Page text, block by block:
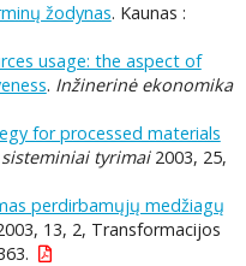
žodynas. Kaunas :
usage: the aspect of
. Inžinerinė ekonomika
for processed materials
tyrimai2003, 25,
perdirbamųjų medžiagų
13, 2, Transformacijos